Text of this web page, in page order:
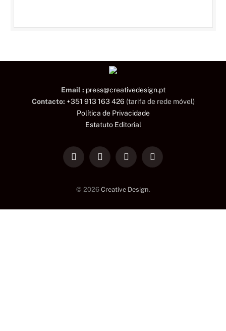
Email : press@creativedesign.pt
Contacto: +351 913 163 426 (tarifa de rede móvel)
Política de Privacidade
Estatuto Editorial
LinkedInFacebookInstagramTikTok
© 2026 Creative Design.